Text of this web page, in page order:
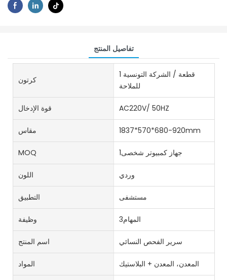
تفاصيل المنتج
كرتون
1 قطعة / الشركة التونسية
للملاحة
قوة الإدخال AC220V/ 50HZ
مقاس 1837*570*680-920mm
MOQ جهاز كمبيوتر شخصى1
اللون وردي
التطبيق مستشفى
وظيفة المهام3
اسم المنتج سرير الفحص النسائي
المواد المعدن، المعدن + البلاستيك